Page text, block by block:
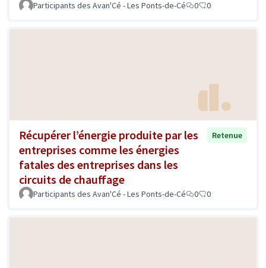
Participants des Avan'Cé - Les Ponts-de-Cé 0 0
Récupérer l’énergie produite par les
entreprises comme les énergies
fatales des entreprises dans les
circuits de chauffage
Retenue
Participants des Avan'Cé - Les Ponts-de-Cé 0 0